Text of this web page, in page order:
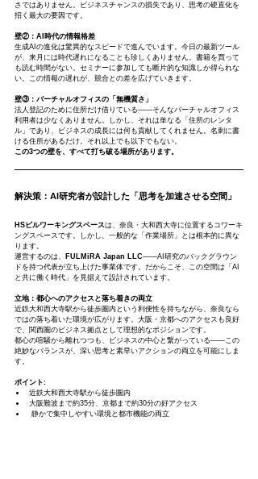
さではありません。ビジネスチャンスの損失であり、思考の硬直化を
招く最大の要因です。
壁②：AI時代の情報格差
生成AIの進化は驚異的なスピードで進んでいます。今日の最新ツール
が、来月には時代遅れになることも珍しくありません。書籍を買って
も読む時間がない。セミナーに参加しても断片的な知識しか得られな
い。この情報の遅れが、競合との差を広げていきます。
壁③：バーチャルオフィスの「無機質さ」
法人登記のために住所だけ借りている——そんなバーチャルオフィス
利用者は少なくありません。しかし、それは単なる「住所のレンタ
ル」であり、ビジネスの成長には何も貢献してくれません。名刺に書
ける住所があるだけ。それ以上でも以下でもない。
この3つの壁を、すべて打ち破る場所があります。
解決策：AI研究者が設計した「思考を加速させる空間」
HSビルワーキングスペースは、奈良・大和西大寺に位置するコワーキ
ングスペースです。しかし、一般的な「作業場所」とは根本的に異な
ります。
運営するのは、
FULMiRA Japan LLC——AI研究のバックグラウン
ドを持つ代表が立ち上げた事業体です。だからこそ、この空間は「AI
と共に働く時代」を見据えて設計されています。
立地：都心へのアクセスと落ち着きの両立
近鉄大和西大寺駅から徒歩圏内という利便性を持ちながら、奈良なら
ではの落ち着いた環境が広がります。大阪・京都へのアクセスも良好
で、関西圏のビジネス拠点として理想的なポジションです。
都心の喧騒から離れつつも、ビジネスの中心と繋がっている——この
絶妙なバランスが、深い思考と素早いアクションの両立を可能にしま
す。
ポイント:
近鉄大和西大寺駅から徒歩圏内
大阪難波まで約35分、京都まで約30分の好アクセス
静かで集中しやすい環境と都市機能の両立